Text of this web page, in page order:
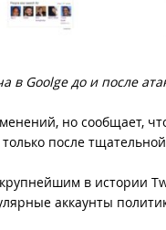
в Goolge до и после
но сообщает,
после
в истории
аккаунты